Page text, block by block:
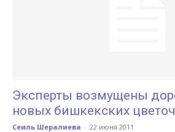
Эксперты возмущены
новых бишкекских
Сеиль Шералиева - 22 июня 2011